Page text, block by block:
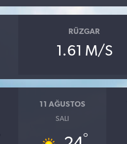
RÜZGAR
1.61 M/S
11 AĞUSTOS
SALI
°